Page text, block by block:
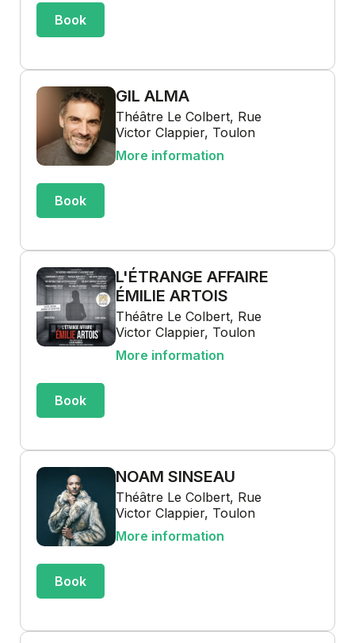
Book
GIL ALMA
Théâtre Le Colbert, Rue
Victor Clappier, Toulon
More information
Book
L'ÉTRANGE AFFAIRE
ÉMILIE ARTOIS
Théâtre Le Colbert, Rue
Victor Clappier, Toulon
More information
Book
NOAM SINSEAU
Théâtre Le Colbert, Rue
Victor Clappier, Toulon
More information
Book